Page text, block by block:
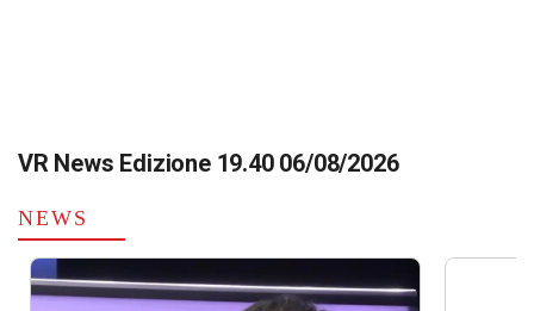
VR News Edizione 19.40 06/08/2026
NEWS